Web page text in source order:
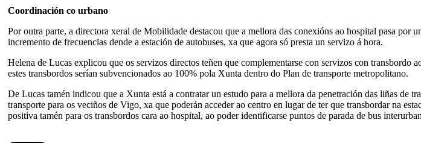
Coordinación co urbano
Por outra parte, a directora xeral de Mobilidade destacou que a mellora das conexións ao hospital pasa por
incremento de frecuencias dende a estación de autobuses, xa que agora só presta un servizo á hora.
Helena de Lucas explicou que os servizos directos teñen que complementarse con servizos con
estes transbordos serían subvencionados ao 100% pola Xunta dentro do Plan de transporte metropolitano.
De Lucas tamén indicou que a Xunta está a contratar un estudo para a mellora da penetración das liñas
transporte para os veciños de Vigo, xa que poderán acceder ao centro en lugar de ter que transbordar na
positiva tamén para os transbordos cara ao hospital, ao poder identificarse puntos de parada de bus